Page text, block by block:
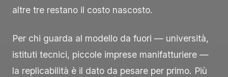
altre tre restano il costo nascosto.
Per chi guarda al modello da fuori — università,
istituti tecnici, piccole imprese manifatturiere —
la replicabilità è il dato da pesare per primo. Più